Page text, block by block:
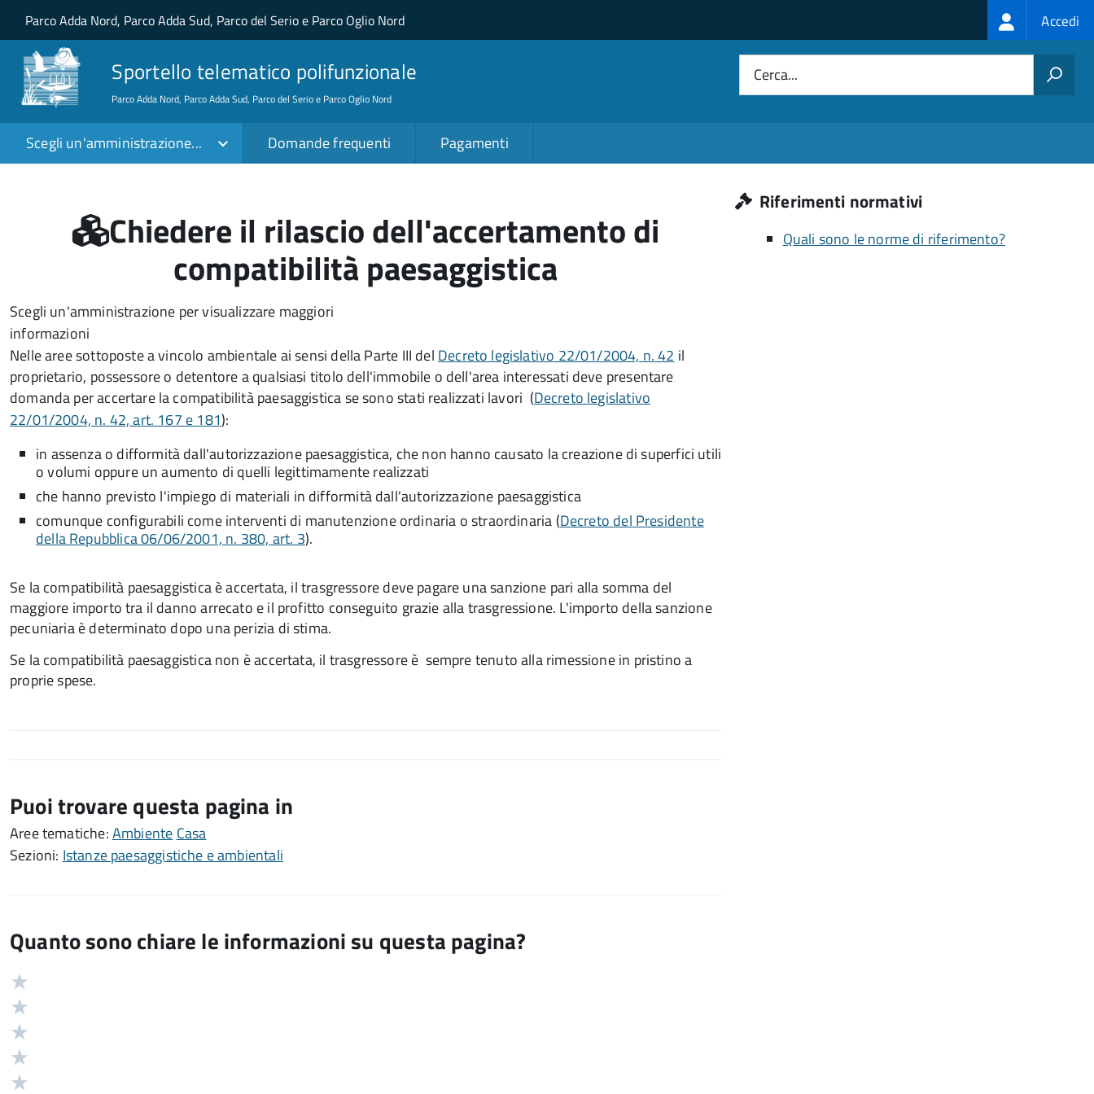
Salta al contenuto principale
Skip to site navigation
Parco Adda Nord, Parco Adda Sud, Parco del Serio e Parco Oglio Nord Login
menu
Accedi
Sportello telematico polifunzionale
Parco Adda Nord, Parco Adda Sud, Parco del Serio e Parco Oglio Nord
Cerca...
Scegli un'amministrazione... Domande frequenti Pagamenti
Chiedere il rilascio dell'accertamento di
compatibilità paesaggistica
Scegli un'amministrazione per visualizzare maggiori
informazioni
Nelle aree sottoposte a vincolo ambientale ai sensi della Parte III del Decreto legislativo 22/01/2004, n. 42 il
proprietario, possessore o detentore a qualsiasi titolo dell'immobile o dell'area interessati deve presentare
domanda per accertare la compatibilità paesaggistica se sono stati realizzati lavori (Decreto legislativo
22/01/2004, n. 42, art. 167 e 181):
in assenza o difformità dall'autorizzazione paesaggistica, che non hanno causato la creazione di superfici utili
o volumi oppure un aumento di quelli legittimamente realizzati
che hanno previsto l'impiego di materiali in difformità dall'autorizzazione paesaggistica
comunque configurabili come interventi di manutenzione ordinaria o straordinaria (Decreto del Presidente
della Repubblica 06/06/2001, n. 380, art. 3).
Se la compatibilità paesaggistica è accertata, il trasgressore deve pagare una sanzione pari alla somma del
maggiore importo tra il danno arrecato e il profitto conseguito grazie alla trasgressione. L'importo della sanzione
pecuniaria è determinato dopo una perizia di stima.
Se la compatibilità paesaggistica non è accertata, il trasgressore è sempre tenuto alla rimessione in pristino a
proprie spese.
Puoi trovare questa pagina in
Aree tematiche:Ambiente Casa
Sezioni: Istanze paesaggistiche e ambientali
Quanto sono chiare le informazioni su questa pagina?
Valutazione
Riferimenti normativi
Quali sono le norme di riferimento?